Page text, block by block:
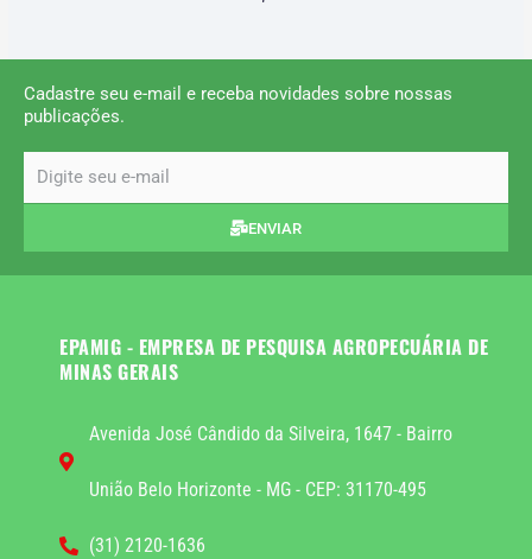
Cadastre seu e-mail e receba novidades sobre nossas
publicações.
ENVIAR
EPAMIG - EMPRESA DE PESQUISA AGROPECUÁRIA DE
MINAS GERAIS
Avenida José Cândido da Silveira, 1647 - Bairro
União Belo Horizonte - MG - CEP: 31170-495
(31) 2120-1636